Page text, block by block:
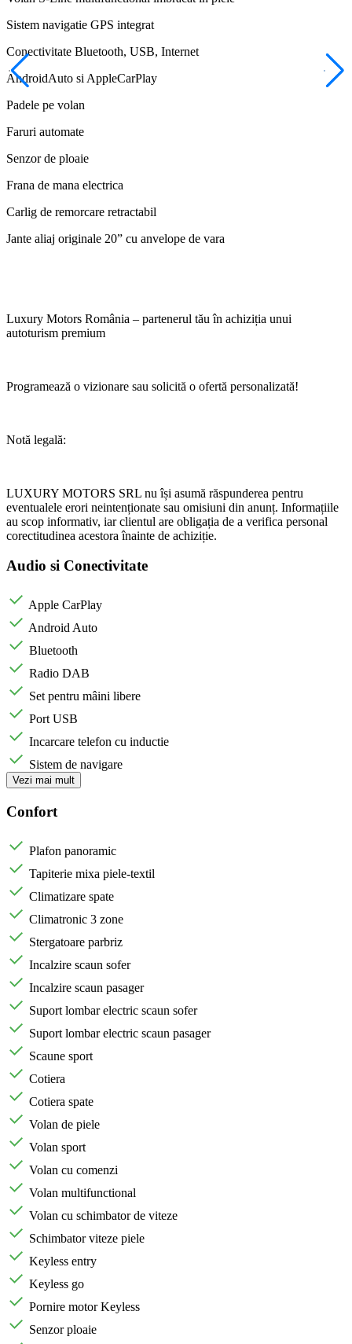
Sistem navigatie GPS integrat
Conectivitate Bluetooth, USB, Internet
AndroidAuto si AppleCarPlay
Padele pe volan
Faruri automate
Senzor de ploaie
Frana de mana electrica
Carlig de remorcare retractabil
Jante aliaj originale 20” cu anvelope de vara
Luxury Motors România – partenerul tău în achiziția unui
autoturism premium
Programează o vizionare sau solicită o ofertă personalizată!
Notă legală:
LUXURY MOTORS SRL nu își asumă răspunderea pentru
eventualele erori neintenționate sau omisiuni din anunț. Informațiile
au scop informativ, iar clientul are obligația de a verifica personal
corectitudinea acestora înainte de achiziție.
Audio si Conectivitate
Apple CarPlay
Android Auto
Bluetooth
Radio DAB
Set pentru mâini libere
Port USB
Incarcare telefon cu inductie
Sistem de navigare
Vezi mai mult
Confort
Plafon panoramic
Tapiterie mixa piele-textil
Climatizare spate
Climatronic 3 zone
Stergatoare parbriz
Incalzire scaun sofer
Incalzire scaun pasager
Suport lombar electric scaun sofer
Suport lombar electric scaun pasager
Scaune sport
Cotiera
Cotiera spate
Volan de piele
Volan sport
Volan cu comenzi
Volan multifunctional
Volan cu schimbator de viteze
Schimbator viteze piele
Keyless entry
Keyless go
Pornire motor Keyless
Senzor ploaie